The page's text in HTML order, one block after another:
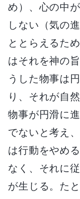
め）、心の中
しない（気の
ととらえるた
はそれを神の
うした物事は
り、それが自
物事が円滑に
でないと考え
は行動をやめ
なく、それに
が生じる。た